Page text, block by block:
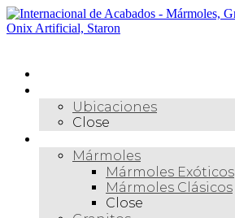
Skip
to
Ubicaciones
Close
Mármoles
Mármoles Exóticos
Mármoles Clásicos
Close